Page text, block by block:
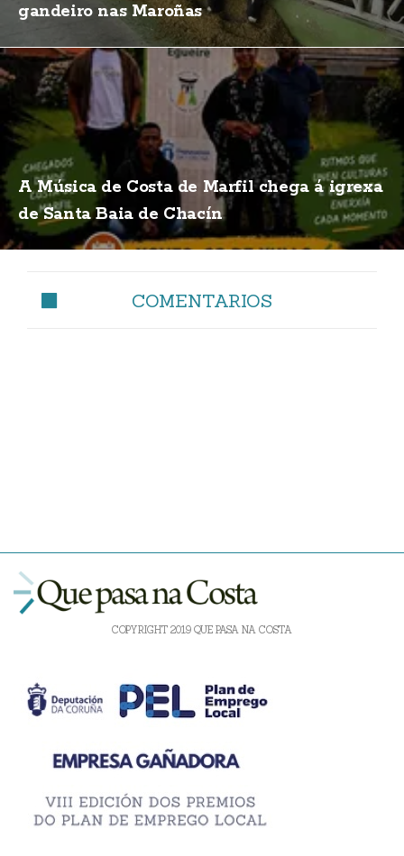
gandeiro nas Maroñas
A Música de Costa de Marfil chega á igrexa
de Santa Baia de Chacín
COMENTARIOS
COPYRIGHT 2019 QUE PASA NA COSTA